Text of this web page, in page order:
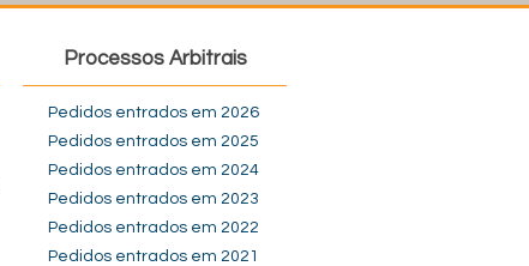
Processos Arbitrais
Pedidos entrados em 2026
Pedidos entrados em 2025
Pedidos entrados em 2024
Pedidos entrados em 2023
Pedidos entrados em 2022
Pedidos entrados em 2021